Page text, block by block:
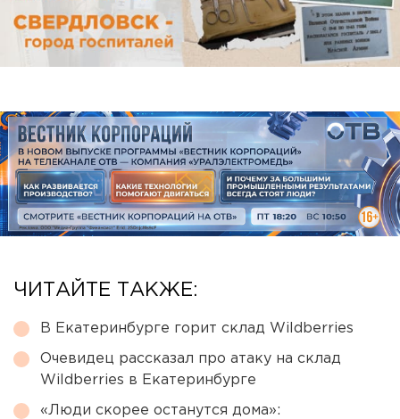
ЧИТАЙТЕ ТАКЖЕ:
В Екатеринбурге горит склад Wildberries
Очевидец рассказал про атаку на склад
Wildberries в Екатеринбурге
«Люди скорее останутся дома»: